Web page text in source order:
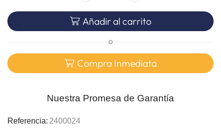
Añadir al carrito
O
Compra Inmediata
Nuestra Promesa de Garantía
Referencia: 2400024